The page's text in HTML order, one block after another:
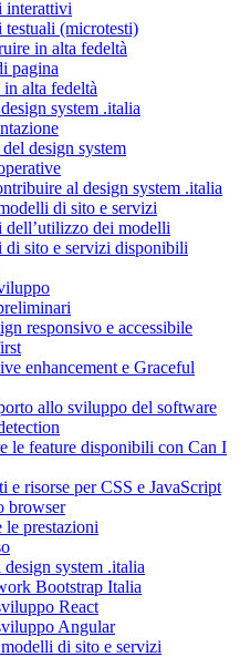
interattivi
testuali (microtesti)
in alta fedeltà
pagina
alta fedeltà
system .italia
design system
al design system .italia
di sito e servizi
dell’utilizzo dei modelli
di sito e servizi disponibili
responsivo e accessibile
enhancement e Graceful
allo sviluppo del software
le feature disponibili con Can I
e risorse per CSS e JavaScript
browser
prestazioni
system .italia
Bootstrap Italia
React
Angular
di sito e servizi